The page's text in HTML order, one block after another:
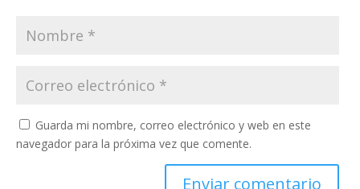
Guarda mi nombre, correo electrónico y web en este
navegador para la próxima vez que comente.